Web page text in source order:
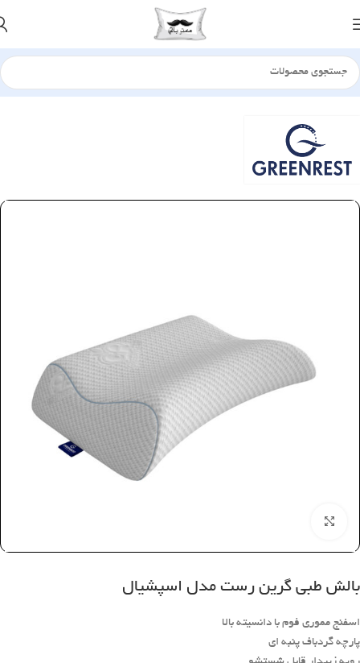
خانه بالش طبی
بالش طبی گرین رست مدل اسپشیال
اسفنج مموری فوم با دانسیته بالا
پارچه گردباف پنبه ای